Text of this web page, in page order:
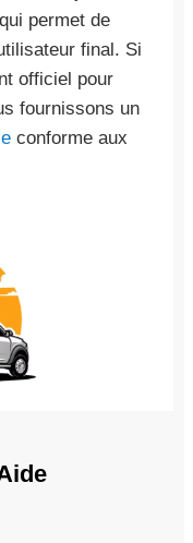
permet de
final. Si
officiel pour
fournissons un
conforme aux